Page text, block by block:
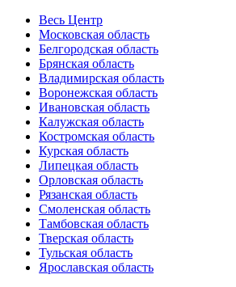
Весь Центр
Московская область
Белгородская область
Брянская область
Владимирская область
Воронежская область
Ивановская область
Калужская область
Костромская область
Курская область
Липецкая область
Орловская область
Рязанская область
Смоленская область
Тамбовская область
Тверская область
Тульская область
Ярославская область